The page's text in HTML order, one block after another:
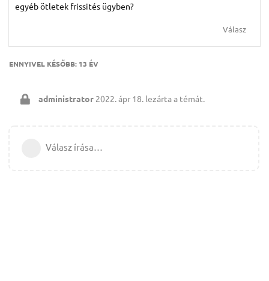
egyéb ötletek frissités ügyben?
Válasz
ENNYIVEL KÉSŐBB: 13 ÉV
administrator 2022. ápr 18. lezárta a témát.
Válasz írása…